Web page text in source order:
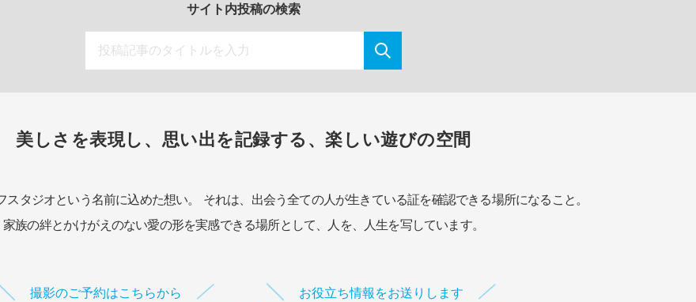
サイト内投稿の検索
美しさを表現し、思い出を記録する、楽しい遊びの空間
スタジオという名前に込めた想い。
それは、出会う全ての人が生きている証を確認できる場所になること。
家族の絆とかけがえのない愛の形を実感できる場所として、 人を、人生を写しています。
撮影のご予約はこちらから お役立ち情報をお送りします